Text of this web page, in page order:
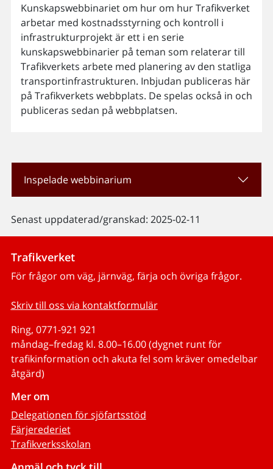
Kunskapswebbinariet om hur om hur Trafikverket
arbetar med kostnadsstyrning och kontroll i
infrastrukturprojekt är ett i en serie
kunskapswebbinarier på teman som relaterar till
Trafikverkets arbete med planering av den statliga
transportinfrastrukturen. Inbjudan publiceras här
på Trafikverkets webbplats. De spelas också in och
publiceras sedan på webbplatsen.
Inspelade webbinarium
Senast uppdaterad/granskad: 2025-02-11
Trafikverket
För frågor om väg, järnväg, färja och övriga frågor.
Skriv till oss via kontaktformulär
Ring, 0771-921 921
måndag–fredag kl. 8.00–16.00 (dygnet runt för
trafikinformation och akuta fel som kräver omedelbar
åtgärd)
Mer om
Delegationen för sjöfartsstöd
Färjerederiet
Trafikverksskolan